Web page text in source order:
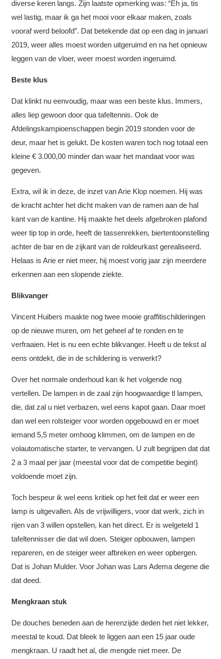
diverse keren langs. Zijn laatste opmerking was: “Eh ja, tis
wel lastig, maar ik ga het mooi voor elkaar maken, zoals
vooraf werd beloofd”. Dat betekende dat op een dag in januari
2019, weer alles moest worden uitgeruimd en na het opnieuw
leggen van de vloer, weer moest worden ingeruimd.
Beste klus
Dat klinkt nu eenvoudig, maar was een beste klus. Immers,
alles liep gewoon door qua tafeltennis. Ook de
Afdelingskampioenschappen begin 2019 stonden voor de
deur, maar het is gelukt. De kosten waren toch nog totaal een
kleine € 3.000,00 minder dan waar het mandaat voor was
gegeven.
Extra, wil ik in deze, de inzet van Arie Klop noemen. Hij was
de kracht achter het dicht maken van de ramen aan de hal
kant van de kantine. Hij maakte het deels afgebroken plafond
weer tip top in orde, heeft de tassenrekken, biertentoonstelling
achter de bar en de zijkant van de roldeurkast gerealiseerd.
Helaas is Arie er niet meer, hij moest vorig jaar zijn meerdere
erkennen aan een slopende ziekte.
Blikvanger
Vincent Huibers maakte nog twee mooie graffitischilderingen
op de nieuwe muren, om het geheel af te ronden en te
verfraaien. Het is nu een echte blikvanger. Heeft u de tekst al
eens ontdekt, die in de schildering is verwerkt?
Over het normale onderhoud kan ik het volgende nog
vertellen. De lampen in de zaal zijn hoogwaardige tl lampen,
die, dat zal u niet verbazen, wel eens kapot gaan. Daar moet
dan wel een rolsteiger voor worden opgebouwd en er moet
iemand 5,5 meter omhoog klimmen, om de lampen en de
volautomatische starter, te vervangen. U zult begrijpen dat dat
2 a 3 maal per jaar (meestal voor dat de competitie begint)
voldoende moet zijn.
Toch bespeur ik wel eens kritiek op het feit dat er weer een
lamp is uitgevallen. Als de vrijwilligers, voor dat werk, zich in
rijen van 3 willen opstellen, kan het direct. Er is welgeteld 1
tafeltennisser die dat wil doen. Steiger opbouwen, lampen
repareren, en de steiger weer afbreken en weer opbergen.
Dat is Johan Mulder. Voor Johan was Lars Adema degene die
dat deed.
Mengkraan stuk
De douches beneden aan de herenzijde deden het niet lekker,
meestal te koud. Dat bleek te liggen aan een 15 jaar oude
mengkraan. U raadt het al, die mengde niet meer. De